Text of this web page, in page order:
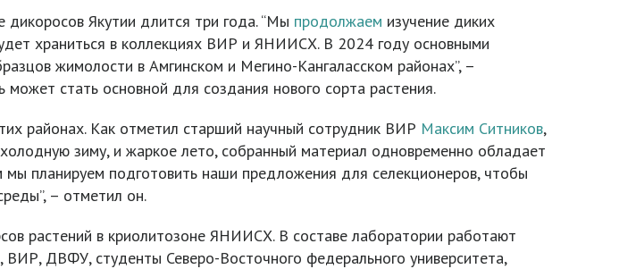
дикоросов Якутии длится три года. “Мы продолжаем изучение диких
храниться в коллекциях ВИР и ЯНИИСХ. В 2024 году основными
жимолости в Амгинском и Мегино-Кангаласском районах”, –
стать основной для создания нового сорта растения.
районах. Как отметил старший научный сотрудник ВИР Максим Ситников,
зиму, и жаркое лето, собранный материал одновременно обладает
планируем подготовить наши предложения для селекционеров, чтобы
– отметил он.
растений в криолитозоне ЯНИИСХ. В составе лаборатории работают
ДВФУ, студенты Северо-Восточного федерального университета,